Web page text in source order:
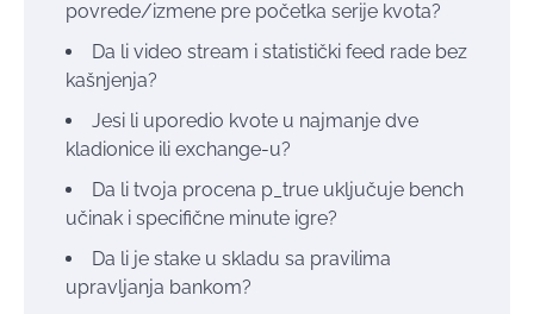
povrede/izmene pre početka serije kvota?
Da li video stream i statistički feed rade bez
kašnjenja?
Jesi li uporedio kvote u najmanje dve
kladionice ili exchange-u?
Da li tvoja procena p_true uključuje bench
učinak i specifične minute igre?
Da li je stake u skladu sa pravilima
upravljanja bankom?